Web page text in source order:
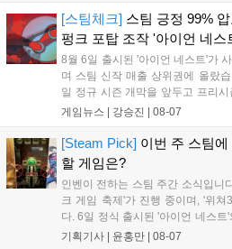
기억을 되찾기라도 한 듯 1,...
[스팀체크] 스팀 긍정 99%
펑크 포탑 조작 '아이언 네스
8월 6일 출시된 '아이언 네스트'가
며 스팀 신작 매출 상위권에 올랐
일 정규 시즌 개막을 앞두고 프리
기록했습니다. 25주년을 맞은 '고스
'마블 투혼: 파이팅 소울즈'와 레
리'도 스팀에 정식 출시되었습니다....
게임뉴스 | 강승진 | 08-07
[Steam Pick] 이번 주 스팀
할 게임은?
인벤이 전하는 스팀 주간 소식입니
크 게임 축제'가 진행 중이며, '위
다. 6일 정식 출시된 '아이언 네스트
세어 코브'가 호평받고 있습니다.
기획기사 | 윤홍만 | 08-07